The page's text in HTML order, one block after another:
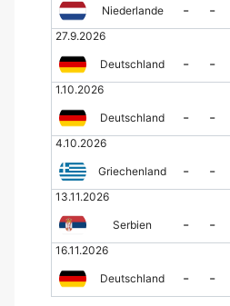
Niederlande - -
27.9.2026
Deutschland - -
1.10.2026
Deutschland - -
4.10.2026
Griechenland - -
13.11.2026
Serbien - -
16.11.2026
Deutschland - -